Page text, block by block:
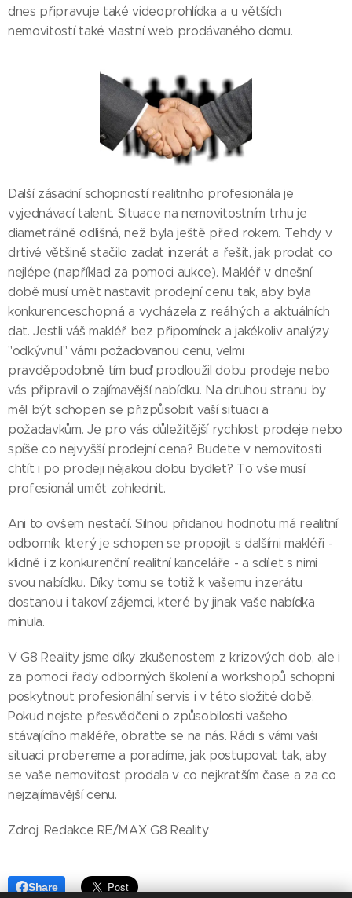
dnes připravuje také videoprohlídka a u větších
nemovitostí také vlastní web prodávaného domu.
Další zásadní schopností realitního profesionála je
vyjednávací talent. Situace na nemovitostním trhu je
diametrálně odlišná, než byla ještě před rokem. Tehdy v
drtivé většině stačilo zadat inzerát a řešit, jak prodat co
nejlépe (například za pomoci aukce). Makléř v dnešní
době musí umět nastavit prodejní cenu tak, aby byla
konkurenceschopná a vycházela z reálných a aktuálních
dat. Jestli váš makléř bez připomínek a jakékoliv analýzy
"odkývnul" vámi požadovanou cenu, velmi
pravděpodobně tím buď prodloužil dobu prodeje nebo
vás připravil o zajímavější nabídku. Na druhou stranu by
měl být schopen se přizpůsobit vaší situaci a
požadavkům. Je pro vás důležitější rychlost prodeje nebo
spíše co nejvyšší prodejní cena? Budete v nemovitosti
chtít i po prodeji nějakou dobu bydlet? To vše musí
profesionál umět zohlednit.
Ani to ovšem nestačí. Silnou přidanou hodnotu má realitní
odborník, který je schopen se propojit s dalšími makléři -
klidně i z konkurenční realitní kanceláře - a sdílet s nimi
svou nabídku. Díky tomu se totiž k vašemu inzerátu
dostanou i takoví zájemci, které by jinak vaše nabídka
minula.
V G8 Reality jsme díky zkušenostem z krizových dob, ale i
za pomoci řady odborných školení a workshopů schopni
poskytnout profesionální servis i v této složité době.
Pokud nejste přesvědčeni o způsobilosti vašeho
stávajícího makléře, obraťte se na nás. Rádi s vámi vaši
situaci probereme a poradíme, jak postupovat tak, aby
se vaše nemovitost prodala v co nejkratším čase a za co
nejzajímavější cenu.
Zdroj: Redakce RE/MAX G8 Reality
Share